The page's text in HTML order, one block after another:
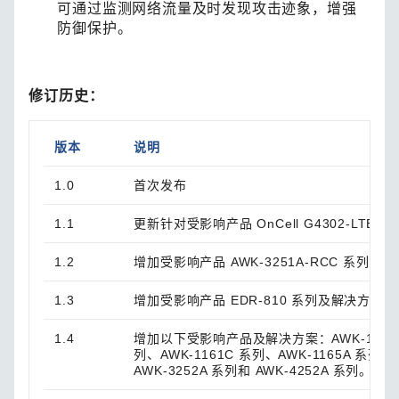
可通过监测网络流量及时发现攻击迹象，增强
防御保护。
修订历史：
版本 说明
1.0 首次发布
1.1 更新针对受影响产品 OnCell G4302-LTE4
1.2 增加受影响产品 AWK-3251A-RCC 系列及解
1.3 增加受影响产品 EDR-810 系列及解决方案。
1.4
增加以下受影响产品及解决方案：AWK-
列、AWK-1161C 系列、AWK-1165A 系列
AWK-3252A 系列和 AWK-4252A 系列。